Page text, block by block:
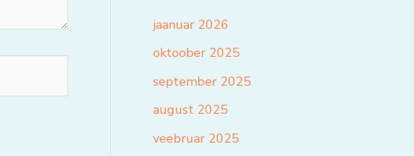
jaanuar 2026
oktoober 2025
september 2025
august 2025
veebruar 2025